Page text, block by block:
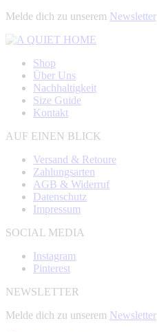
Melde dich zu unserem Newsletter
Shop
Über Uns
Nachhaltigkeit
Size Guide
Kontakt
AUF EINEN BLICK
Versand & Retoure
Zahlungsarten
AGB & Widerruf
Datenschutz
Impressum
SOCIAL MEDIA
Instagram
Pinterest
NEWSLETTER
Melde dich zu unserem Newsletter